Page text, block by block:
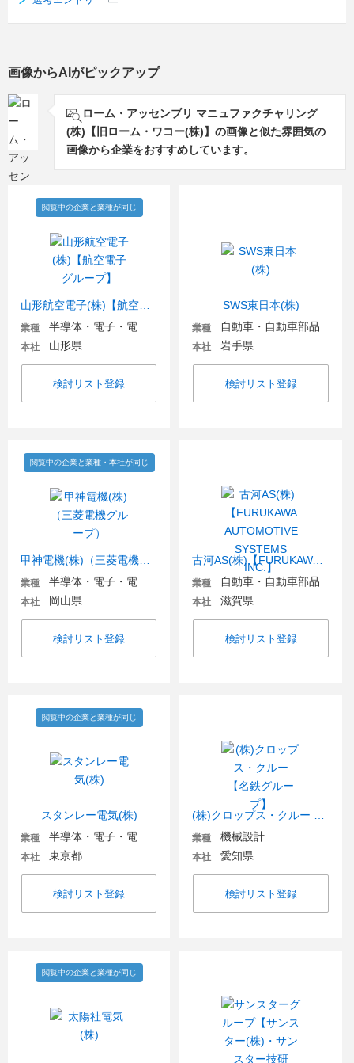
画像からAIがピックアップ
ローム・アッセンブリ マニュファクチャリング
(株)【旧ローム・ワコー(株)】の画像と似た雰囲気の
画像から企業をおすすめしています。
閲覧中の企業と業種が同じ
業種
本社 山形県
検討リスト登録
SWS東日本(株)
業種 自動車・自動車部品
本社 岩手県
検討リスト登録
閲覧中の企業と業種・本社が同じ
業種
本社 岡山県
検討リスト登録
古河AS(株)【FURUKAWA AUTOMOTIVE SYSTEMS INC.】
業種 自動車・自動車部品
本社 滋賀県
検討リスト登録
スタンレー電気(株)
閲覧中の企業と業種が同じ
業種
本社 東京都
検討リスト登録
業種 機械設計
本社 愛知県
検討リスト登録
閲覧中の企業と業種が同じ